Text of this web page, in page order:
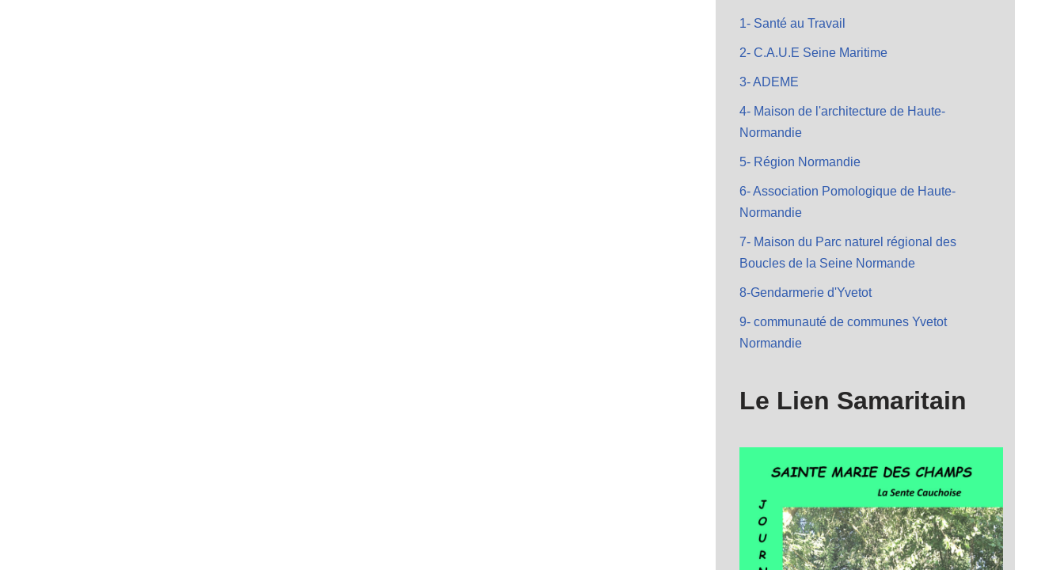
1- Santé au Travail
2- C.A.U.E Seine Maritime
3- ADEME
4- Maison de l'architecture de Haute-
Normandie
5- Région Normandie
6- Association Pomologique de Haute-
Normandie
7- Maison du Parc naturel régional des
Boucles de la Seine Normande
8-Gendarmerie d'Yvetot
9- communauté de communes Yvetot
Normandie
Le Lien Samaritain